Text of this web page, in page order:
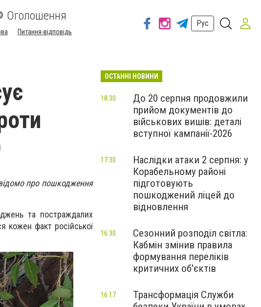
Оголошення
Питання-відповідь
Рус
відомо про пошкодження
та постраждалих
кожен факт російської
ОСТАННІ НОВИНИ
До 20 серпня продовжили
прийом документів до
військових вишів: деталі
вступної кампанії-2026
18:30
Наслідки атаки 2 серпня: у
Корабельному районі
підготовують
пошкоджений ліцей до
відновлення
17:30
Сезонний розподіл світла:
Кабмін змінив правила
формування переліків
критичних об'єктів
16:30
Трансформація Служби
16:17